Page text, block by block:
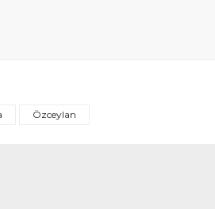
Özceylan